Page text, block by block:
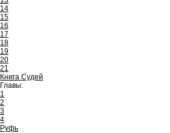
14
15
16
17
18
19
20
21
Книга Судей
Главы:
1
2
3
4
Руфь